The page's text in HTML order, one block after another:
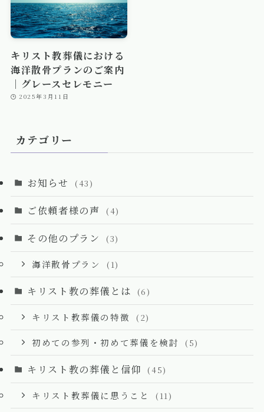
キリスト教葬儀における
海洋散骨プランのご案内
｜グレースセレモニー
2025年3月11日
カテゴリー
お知らせ (43)
ご依頼者様の声 (4)
その他のプラン (3)
海洋散骨プラン (1)
キリスト教の葬儀とは (6)
キリスト教葬儀の特徴 (2)
初めての参列・初めて葬儀を検討 (5)
キリスト教の葬儀と信仰 (45)
キリスト教葬儀に思うこと (11)